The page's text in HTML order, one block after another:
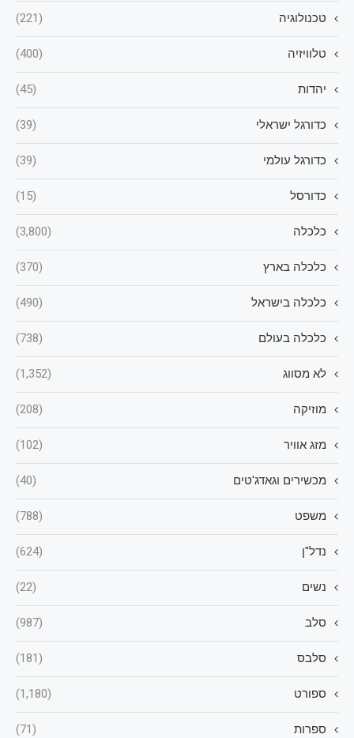
טכנולוגיה (221)
טלוויזיה (400)
יהדות (45)
כדורגל ישראלי (39)
כדורגל עולמי (39)
כדורסל (15)
כלכלה (3,800)
כלכלה בארץ (370)
כלכלה בישראל (490)
כלכלה בעולם (738)
לא מסווג (1,352)
מוזיקה (208)
מזג אוויר (102)
מכשירים וגאדג'טים (40)
משפט (788)
נדל"ן (624)
נשים (22)
סלב (987)
סלבס (181)
ספורט (1,180)
ספרות (71)